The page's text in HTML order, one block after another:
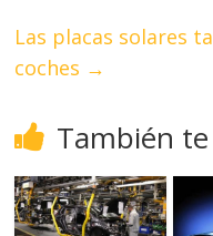
Las placas solares
coches →
También